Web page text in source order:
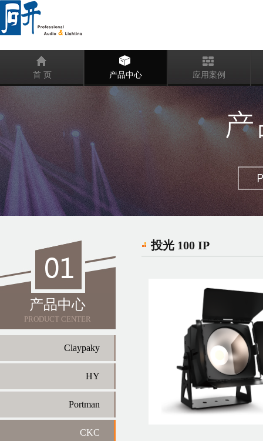
首 页 产品中心 应用案例
产品中心
PRODUCT CENTER
Claypaky
HY
Portman
CKC
投光 100 IP